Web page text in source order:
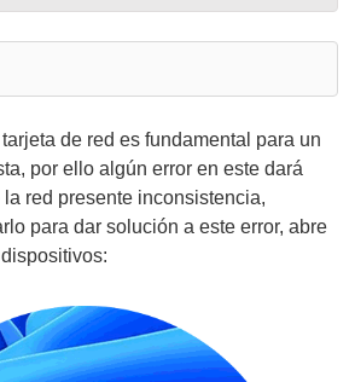
de red es fundamental para un
por ello algún error en este dará
red presente inconsistencia,
para dar solución a este error, abre